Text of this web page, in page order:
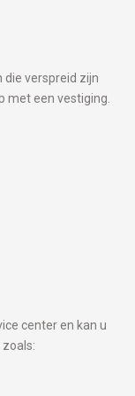
die verspreid zijn
met een vestiging.
center en kan u